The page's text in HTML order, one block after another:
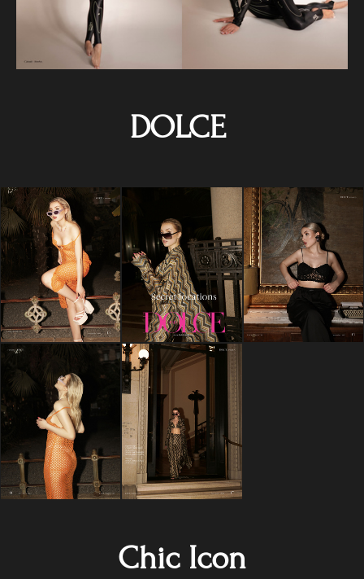
DOLCE
Chic Icon